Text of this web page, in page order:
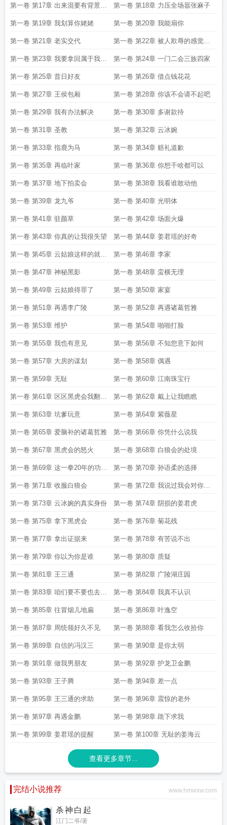
第一卷 第17章 出来混要有背景势
力
第一卷 第18章 力压全场嚣张麻子
第一卷 第19章 我划算你姥姥 第一卷 第20章 我能扇你
第一卷 第21章 老实交代 第一卷 第22章 被人欺辱的感觉如
何
第一卷 第23章 我要拿回属于我的
东西
第一卷 第24章 一门二会三族四家
第一卷 第25章 昔日好友 第一卷 第26章 借点钱花花
第一卷 第27章 王侯包厢 第一卷 第28章 你该不会请不起吧
第一卷 第29章 我有办法解决 第一卷 第30章 多谢款待
第一卷 第31章 圣教 第一卷 第32章 云冰婉
第一卷 第33章 指鹿为马 第一卷 第34章 赔礼道歉
第一卷 第35章 再临叶家 第一卷 第36章 你想干啥都可以
第一卷 第37章 地下拍卖会 第一卷 第38章 我看谁敢动他
第一卷 第39章 龙九爷 第一卷 第40章 光明体
第一卷 第41章 驻颜草 第一卷 第42章 场面火爆
第一卷 第43章 你真的让我很失望 第一卷 第44章 姜君瑶的好奇
第一卷 第45章 云姑娘这样的就不
错
第一卷 第46章 李家
第一卷 第47章 神秘黑影 第一卷 第48章 蛮横无理
第一卷 第49章 云姑娘得罪了 第一卷 第50章 家宴
第一卷 第51章 再遇李广陵 第一卷 第52章 再遇诸葛哲雅
第一卷 第53章 维护 第一卷 第54章 啪啪打脸
第一卷 第55章 我也有意见 第一卷 第56章 不知您意下如何
第一卷 第57章 大房的谋划 第一卷 第58章 偶遇
第一卷 第59章 无耻 第一卷 第60章 江南珠宝行
第一卷 第61章 区区黑虎会我翻手
可灭
第一卷 第62章 戴上让我瞧瞧
第一卷 第63章 坑爹玩意 第一卷 第64章 紫薇星
第一卷 第65章 爱脑补的诸葛哲雅 第一卷 第66章 你凭什么说我
第一卷 第67章 黑虎会的怒火 第一卷 第68章 白狼会的处境
第一卷 第69章 这一拳20年的功夫
你挡得住吗
第一卷 第70章 孙语柔的选择
第一卷 第71章 收服白狼会 第一卷 第72章 我说过我会对你负
责
第一卷 第73章 云冰婉的真实身份 第一卷 第74章 阴损的姜君虎
第一卷 第75章 拿下黑虎会 第一卷 第76章 菊花残
第一卷 第77章 拿出证据来 第一卷 第78章 有苦说不出
第一卷 第79章 你以为你是谁 第一卷 第80章 质疑
第一卷 第81章 王三通 第一卷 第82章 广陵湖庄园
第一卷 第83章 咱们要不要也去拜
访一番
第一卷 第84章 我真不认识
第一卷 第85章 往冒烟儿地扁 第一卷 第86章 叶逸空
第一卷 第87章 周统领好久不见 第一卷 第88章 看我怎么收拾你
第一卷 第89章 自信的冯汉三 第一卷 第90章 是你太弱
第一卷 第91章 做我男朋友 第一卷 第92章 护龙卫金鹏
第一卷 第93章 王子腾 第一卷 第94章 差一点
第一卷 第95章 王三通的求助 第一卷 第96章 震惊的老外
第一卷 第97章 再遇金鹏 第一卷 第98章 跪下求我
第一卷 第99章 姜君瑶的提醒 第一卷 第100章 无耻的姜海云
查看更多章节...
完结小说推荐 www.hmwxw.com
杀神白起
江门二爷/著